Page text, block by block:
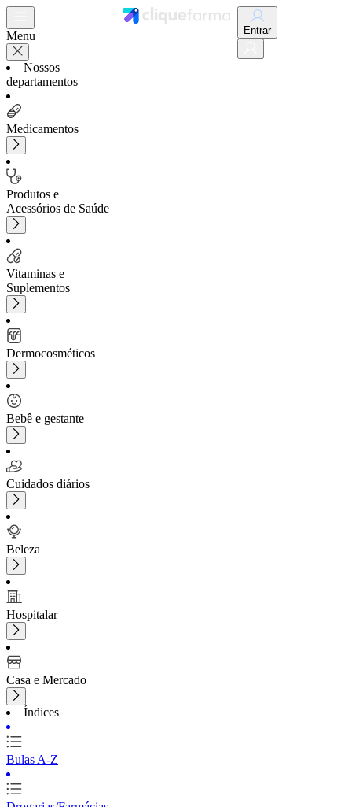
Menu
Nossos
departamentos
Medicamentos
Produtos e
Acessórios de Saúde
Vitaminas e
Suplementos
Dermocosméticos
Bebê e gestante
Cuidados diários
Beleza
Hospitalar
Casa e Mercado
Índices
Bulas A-Z
Entrar